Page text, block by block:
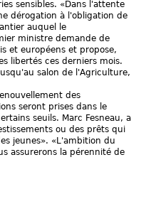
sensibles. «Dans l'attente
dérogation à l'obligation de
auquel le
ministre demande de
et européens et propose,
libertés ces derniers mois.
salon de l'Agriculture,
des
seront prises dans le
seuils. Marc Fesneau, a
ou des prêts qui
jeunes». «L'ambition du
assurerons la pérennité de